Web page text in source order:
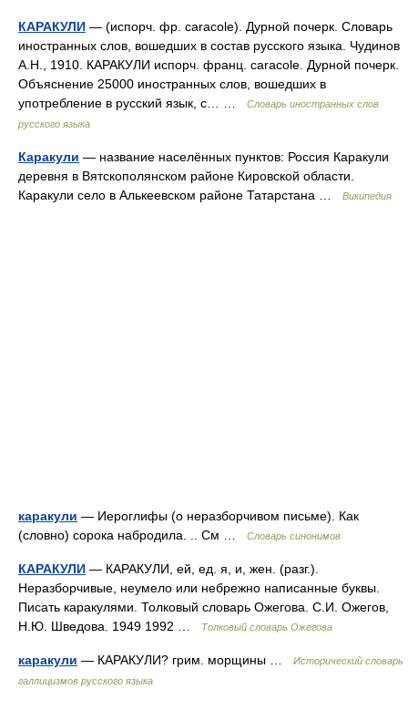
КАРАКУЛИ — (испорч. фр. caracole). Дурной почерк. Словарь
иностранных слов, вошедших в состав русского языка. Чудинов
А.Н., 1910. КАРАКУЛИ испорч. франц. caracole. Дурной почерк.
Объяснение 25000 иностранных слов, вошедших в
употребление в русский язык, с… …
Словарь иностранных слов
русского языка
Каракули — название населённых пунктов: Россия Каракули
деревня в Вятскополянском районе Кировской области.
Каракули село в Алькеевском районе Татарстана …
Википедия
каракули — Иероглифы (о неразборчивом письме). Как
(словно) сорока набродила. .. См …
Словарь синонимов
КАРАКУЛИ — КАРАКУЛИ, ей, ед. я, и, жен. (разг.).
Неразборчивые, неумело или небрежно написанные буквы.
Писать каракулями. Толковый словарь Ожегова. С.И. Ожегов,
Н.Ю. Шведова. 1949 1992 …
Толковый словарь Ожегова
каракули — КАРАКУЛИ? грим. морщины …
Исторический словарь
галлицизмов русского языка